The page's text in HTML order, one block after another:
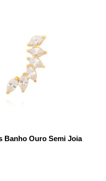
Banho Ouro Semi Joia